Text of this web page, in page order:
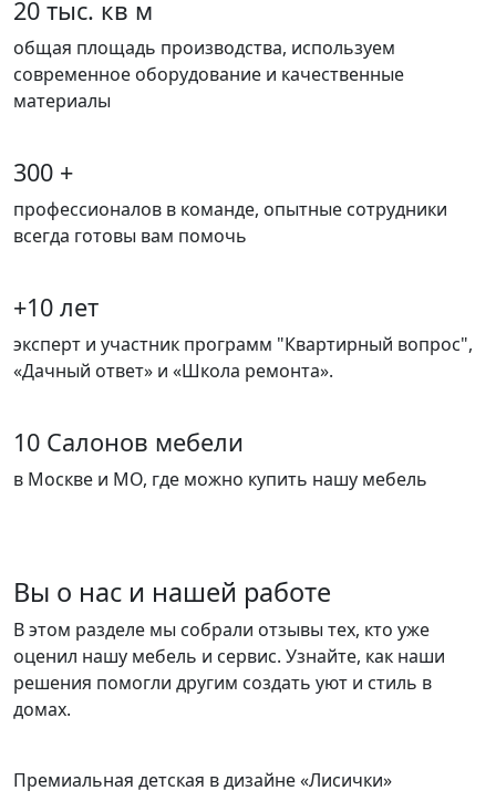
20 тыс. кв м
общая площадь производства, используем
современное оборудование и качественные
материалы
300 +
профессионалов в команде, опытные сотрудники
всегда готовы вам помочь
+10 лет
эксперт и участник программ "Квартирный вопрос",
«Дачный ответ» и «Школа ремонта».
10 Салонов мебели
в Москве и МО, где можно купить нашу мебель
Вы о нас и нашей работе
В этом разделе мы собрали отзывы тех, кто уже
оценил нашу мебель и сервис. Узнайте, как наши
решения помогли другим создать уют и стиль в
домах.
Премиальная детская в дизайне «Лисички»